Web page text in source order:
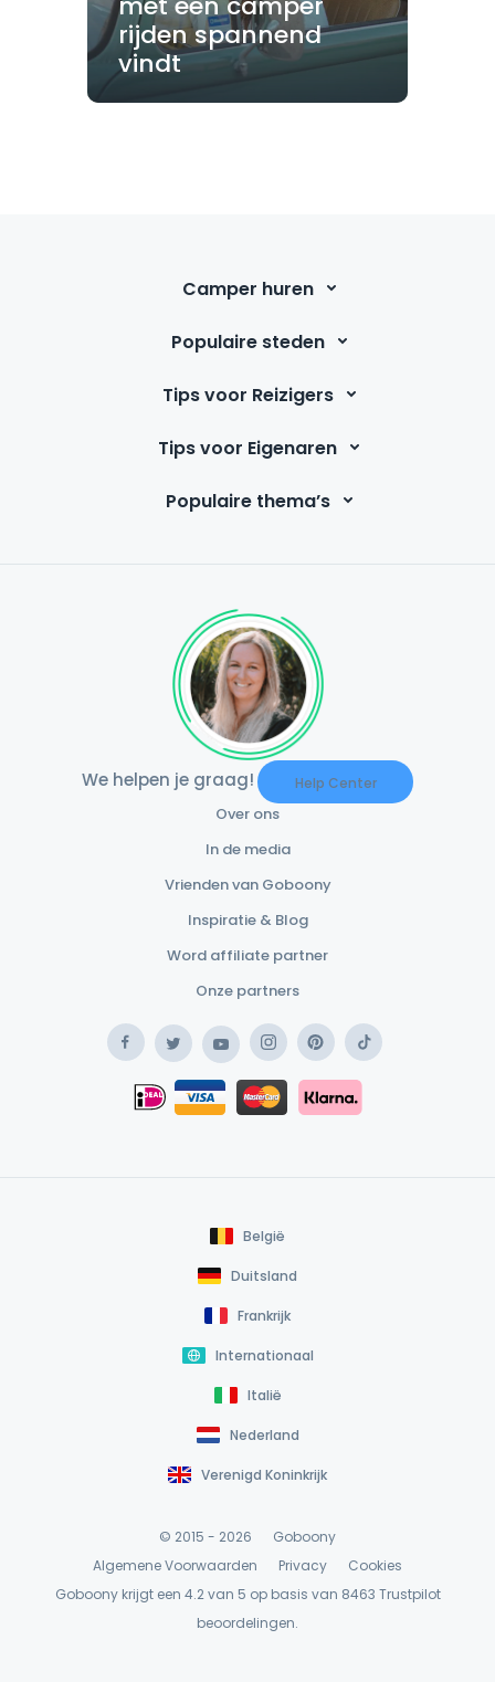
rijden spannend
vindt
Camper huren
Populaire steden
Tips voor Reizigers
Tips voor Eigenaren
Populaire thema’s
We helpen je graag! Help Center
Over ons
In de media
Vrienden van Goboony
Inspiratie & Blog
Word affiliate partner
Onze partners
FacebookTwitterYouTubeInstagramPinterestTikTok
iDEAL
Safe Payment Card
Safe Payment Klarna
België
Duitsland
Frankrijk
Internationaal
Italië
Nederland
Verenigd Koninkrijk
© 2015 - 2026
Goboony
Algemene Voorwaarden
Privacy
Cookies
Goboony krijgt een 4.2 van 5 op basis van 8463 Trustpilot
beoordelingen.